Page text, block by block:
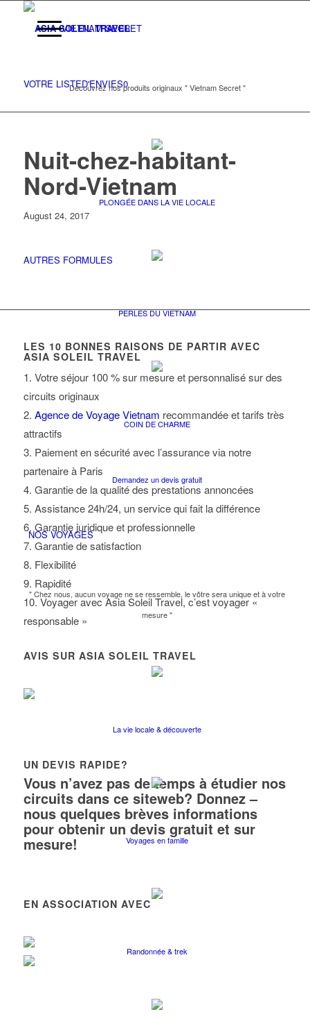
VIETNAM SECRET
Découvrez nos produits originaux " Vietnam Secret "
PLONGÉE DANS LA VIE LOCALE
PERLES DU VIETNAM
COIN DE CHARME
Demandez un devis gratuit
NOS VOYAGES
" Chez nous, aucun voyage ne se ressemble, le vôtre sera unique et à votre
mesure "
La vie locale & découverte
Voyages en famille
Randonnée & trek
VOTRE LISTED'ENVIES0
Nuit-chez-habitant-
Nord-Vietnam
August 24, 2017
AUTRES FORMULES
LES 10 BONNES RAISONS DE PARTIR AVEC
ASIA SOLEIL TRAVEL
1. Votre séjour 100 % sur mesure et personnalisé sur des
circuits originaux
2. Agence de Voyage Vietnam recommandée et tarifs très
attractifs
3. Paiement en sécurité avec l’assurance via notre
partenaire à Paris
4. Garantie de la qualité des prestations annoncées
5. Assistance 24h/24, un service qui fait la différence
6. Garantie juridique et professionnelle
7. Garantie de satisfaction
8. Flexibilité
9. Rapidité
10. Voyager avec Asia Soleil Travel, c’est voyager «
responsable »
AVIS SUR ASIA SOLEIL TRAVEL
UN DEVIS RAPIDE?
Vous n’avez pas de temps à étudier nos
circuits dans ce siteweb? Donnez –
nous quelques brèves informations
pour obtenir un devis gratuit et sur
mesure!
EN ASSOCIATION AVEC